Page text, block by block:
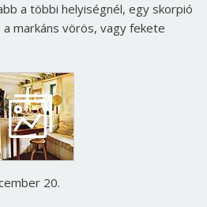
a többi helyiségnél, egy skorpió
markáns vörös, vagy fekete
20.